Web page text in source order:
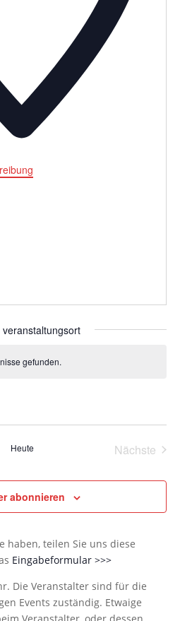
gefunden.
Heute
Nächste
abonnieren
haben, teilen Sie uns diese
Eingabeformular >>>
Die Veranstalter sind für die
Events zuständig. Etwaige
Veranstalter, oder dessen